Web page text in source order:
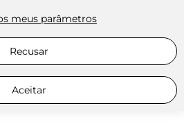
meus parâmetros
Recusar
Aceitar